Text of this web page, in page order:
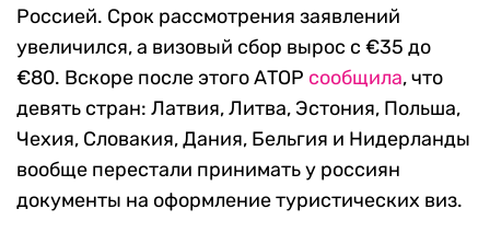
Россией. Срок рассмотрения заявлений
увеличился, а визовый сбор вырос с €35 до
€80. Вскоре после этого АТОР сообщила, что
девять стран: Латвия, Литва, Эстония, Польша,
Чехия, Словакия, Дания, Бельгия и Нидерланды
вообще перестали принимать у россиян
документы на оформление туристических виз.